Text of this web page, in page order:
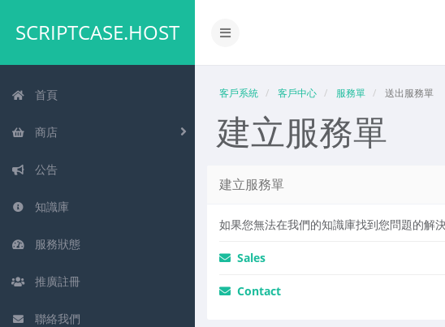
SCRIPTCASE.HOST
切
導
首頁
商店
公告
知識庫
服務狀態
推廣註冊
聯絡我們
客戶系統 客戶中心 服務單 送出服務單
建立服務單
建立服務單
如果您無法在我們的知識庫找到您問題的解
Sales
Contact